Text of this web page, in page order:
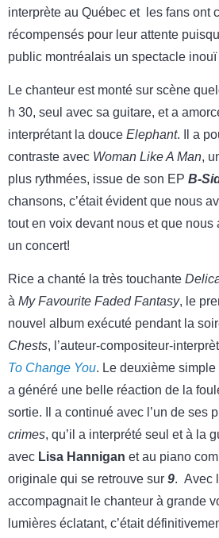
interprète au Québec et les fans ont
récompensés pour leur attente
public montréalais un spectacle
Le chanteur est monté sur scène
h 30, seul avec sa guitare, et a
interprétant la douce Elephant. Il a
contraste avec Woman Like A Man,
plus rythmées, issue de son EP B-
chansons, c’était évident que nous
tout en voix devant nous et que nous
un concert!
Rice a chanté la très touchante
à My Favourite Faded Fantasy, le
nouvel album exécuté pendant la
Chests, l’auteur-compositeur-
To Change You. Le deuxième
a généré une belle réaction de la
sortie. Il a continué avec l’un de ses
crimes, qu’il a interprété seul et à la
avec Lisa Hannigan et au piano
originale qui se retrouve sur 9. Avec
accompagnait le chanteur à grande
lumières éclatant, c’était